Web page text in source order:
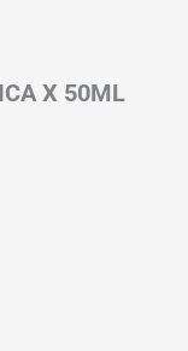
X 50ML